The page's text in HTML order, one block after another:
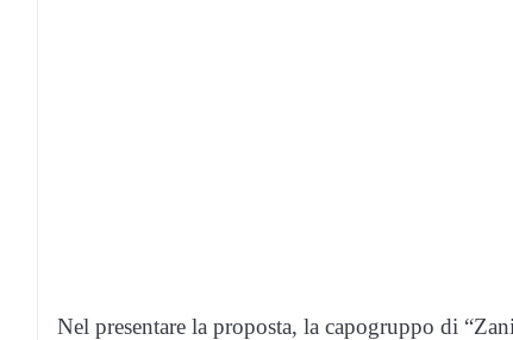
Nel presentare la proposta, la capogruppo di